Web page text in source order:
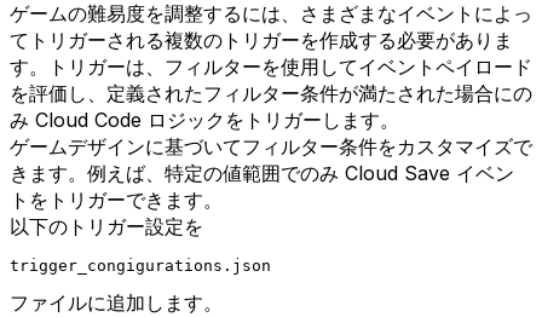
ゲームの難易度を調整するには、さまざまなイベントによっ
てトリガーされる複数のトリガーを作成する必要がありま
す。トリガーは、フィルターを使用してイベントペイロード
を評価し、定義されたフィルター条件が満たされた場合にの
み Cloud Code ロジックをトリガーします。
ゲームデザインに基づいてフィルター条件をカスタマイズで
きます。例えば、特定の値範囲でのみ Cloud Save イベン
トをトリガーできます。
以下のトリガー設定を
trigger_congigurations.json
ファイルに追加します。